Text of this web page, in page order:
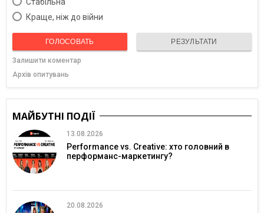
Cтабільна
Краще, ніж до війни
ГОЛОСОВАТЬ РЕЗУЛЬТАТИ
Залишити коментар
Архів опитувань
МАЙБУТНІ ПОДІЇ
13.08.2026
Performance vs. Creative: хто головний в
перформанс-маркетингу?
20.08.2026